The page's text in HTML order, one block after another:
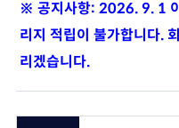
※ 공지사항: 2026. 9. 1
리지 적립이 불가합니다.
리겠습니다.